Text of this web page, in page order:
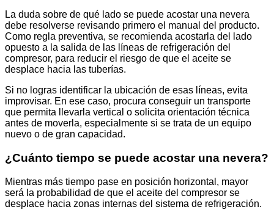
La duda sobre de qué lado se puede acostar una nevera
debe resolverse revisando primero el manual del producto.
Como regla preventiva, se recomienda acostarla del lado
opuesto a la salida de las líneas de refrigeración del
compresor, para reducir el riesgo de que el aceite se
desplace hacia las tuberías.
Si no logras identificar la ubicación de esas líneas, evita
improvisar. En ese caso, procura conseguir un transporte
que permita llevarla vertical o solicita orientación técnica
antes de moverla, especialmente si se trata de un equipo
nuevo o de gran capacidad.
¿Cuánto tiempo se puede acostar una nevera?
Mientras más tiempo pase en posición horizontal, mayor
será la probabilidad de que el aceite del compresor se
desplace hacia zonas internas del sistema de refrigeración.